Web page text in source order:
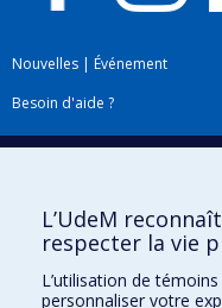
Nouvelles | Événement
Besoin d'aide ?
Plan du site|Accessibilité
L’UdeM
respecter la vie
L’utilisation de
personnaliser votre